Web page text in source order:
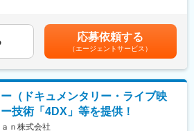
なりました。スタジオやサービス、当社イン
を、より多くの方に届けるために、企画・制
担い、自らアイデアを形にできる方を求めて
ト動画）の企画構成・台本作成
ル（静止画）の撮影・ディレクション
定します■昇給：年1回※実績による■賞与：年
も目安の金額であり、選考を通じて上下する可
給(月額)は固定手当を含めた表記です。
応募依頼する
（エージェントサービス）
（ドキュメンタリー・ライブ映
技術「4DX」等を提供！
ｎ株式会社